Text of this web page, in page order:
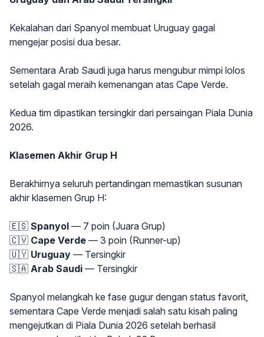
Kekalahan dari Spanyol membuat Uruguay gagal
mengejar posisi dua besar.
Sementara Arab Saudi juga harus mengubur mimpi lolos
setelah gagal meraih kemenangan atas Cape Verde.
Kedua tim dipastikan tersingkir dari persaingan Piala Dunia
2026.
Klasemen Akhir Grup H
Berakhirnya seluruh pertandingan memastikan susunan
akhir klasemen Grup H:
🇪🇸 Spanyol — 7 poin (Juara Grup)
🇨🇻 Cape Verde — 3 poin (Runner-up)
🇺🇾 Uruguay — Tersingkir
🇸🇦 Arab Saudi — Tersingkir
Spanyol melangkah ke fase gugur dengan status favorit,
sementara Cape Verde menjadi salah satu kisah paling
mengejutkan di Piala Dunia 2026 setelah berhasil